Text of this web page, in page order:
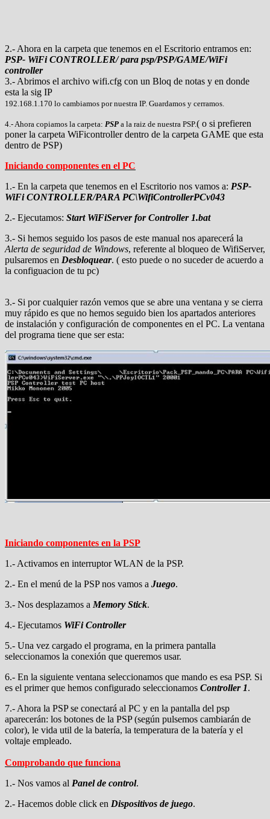
2.- Ahora en la carpeta que tenemos en el Escritorio entramos en:
PSP- WiFi CONTROLLER/ para psp/PSP/GAME/WiFi
controller
3.- Abrimos el archivo wifi.cfg con un Bloq de notas y en donde
esta la sig IP
192.168.1.170 lo cambiamos por nuestra IP. Guardamos y cerramos.
4.- Ahora copiamos la carpeta: PSP a la raiz de nuestra PSP.( o si prefieren
poner la carpeta WiFicontroller dentro de la carpeta GAME que esta
dentro de PSP)
Iniciando componentes en el PC
1.- En la carpeta que tenemos en el Escritorio nos vamos a: PSP-
WiFi CONTROLLER/PARA PC\WifiControllerPCv043
2.- Ejecutamos: Start WiFiServer for Controller 1.bat
3.- Si hemos seguido los pasos de este manual nos aparecerá la
Alerta de seguridad de Windows, referente al bloqueo de WifiServer,
pulsaremos en Desbloquear. ( esto puede o no suceder de acuerdo a
la configuacion de tu pc)
3.- Si por cualquier razón vemos que se abre una ventana y se cierra
muy rápido es que no hemos seguido bien los apartados anteriores
de instalación y configuración de componentes en el PC. La ventana
del programa tiene que ser esta:
Iniciando componentes en la PSP
1.- Activamos en interruptor WLAN de la PSP.
2.- En el menú de la PSP nos vamos a Juego.
3.- Nos desplazamos a Memory Stick.
4.- Ejecutamos WiFi Controller
5.- Una vez cargado el programa, en la primera pantalla
seleccionamos la conexión que queremos usar.
6.- En la siguiente ventana seleccionamos que mando es esa PSP. Si
es el primer que hemos configurado seleccionamos Controller 1.
7.- Ahora la PSP se conectará al PC y en la pantalla del psp
aparecerán: los botones de la PSP (según pulsemos cambiarán de
color), le vida util de la batería, la temperatura de la batería y el
voltaje empleado.
Comprobando que funciona
1.- Nos vamos al Panel de control.
2.- Hacemos doble click en Dispositivos de juego.